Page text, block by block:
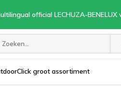
official LECHUZA-BENELUX
groot assortiment